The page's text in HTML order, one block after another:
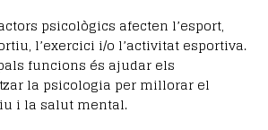
psicològics afecten l’esport,
l’exercici i/o l’activitat esportiva.
funcions és ajudar els
la psicologia per millorar el
i la salut mental.